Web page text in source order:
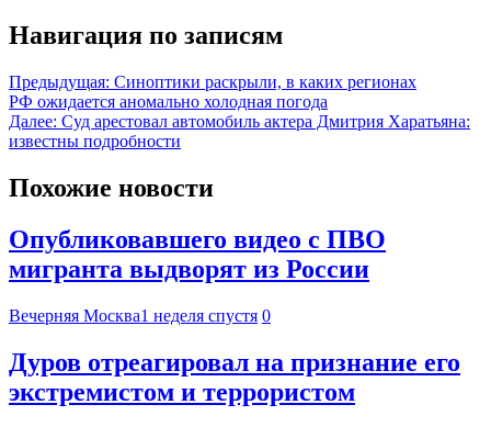
Навигация по записям
Предыдущая: Синоптики раскрыли, в каких регионах
РФ ожидается аномально холодная погода
Далее: Суд арестовал автомобиль актера Дмитрия Харатьяна:
известны подробности
Похожие новости
Опубликовавшего видео с ПВО
мигранта выдворят из России
Вечерняя Москва1 неделя спустя 0
Дуров отреагировал на признание его
экстремистом и террористом